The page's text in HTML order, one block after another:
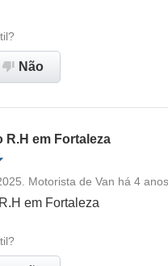
empresa
Não
R.H em Fortaleza
promoção
Motorista de Van há 4
em Fortaleza